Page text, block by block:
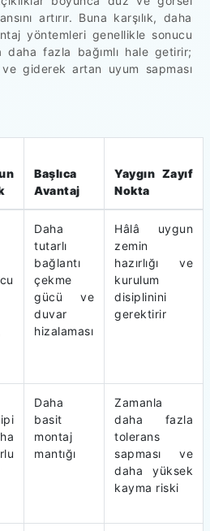
artırır. Buna karşılık, daha
yöntemleri genellikle sonucu
daha fazla bağımlı hale getirir;
giderek artan uyum sapması
Başlıca
Avantaj
Yaygın Zayıf
Nokta
Daha
tutarlı
bağlantı
çekme
gücü ve
duvar
hizalaması
Hâlâ uygun
zemin
hazırlığı ve
kurulum
disiplinini
gerektirir
Daha
basit
montaj
mantığı
Zamanla
daha fazla
tolerans
sapması ve
daha yüksek
kayma riski